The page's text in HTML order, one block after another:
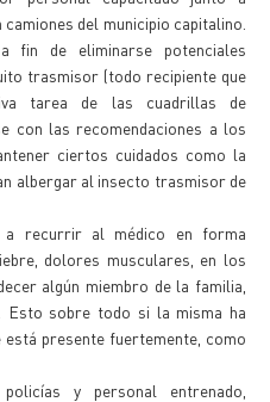
del municipio capitalino.
fin de eliminarse potenciales
trasmisor (todo recipiente que
tarea de las cuadrillas de
con las recomendaciones a los
ciertos cuidados como la
albergar al insecto trasmisor de
recurrir al médico en forma
dolores musculares, en los
algún miembro de la familia,
Esto sobre todo si la misma ha
está presente fuertemente, como
y personal entrenado,